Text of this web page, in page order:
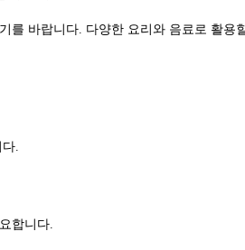
바랍니다. 다양한 요리와 음료로 활
.
합니다.